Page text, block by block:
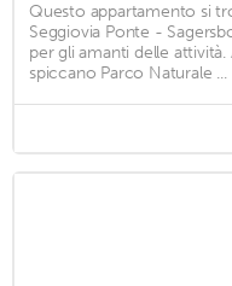
Questo appartamento si
Seggiovia Ponte -
per gli amanti delle
spiccano Parco Naturale ...